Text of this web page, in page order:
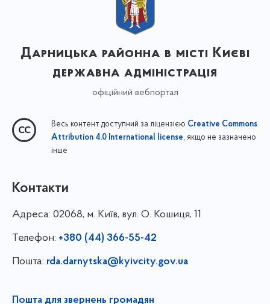
Дарницька районна в місті Києві
державна адміністрація
офіційний вебпортал
Весь контент доступний за ліцензією Creative Commons
Attribution 4.0 International license, якщо не зазначено
інше
Контакти
Адреса: 02068, м. Київ, вул. О. Кошиця, 11
Телефон: +380 (44) 366-55-42
Пошта: rda.darnytska@kyivcity.gov.ua
Пошта для звернень громадян